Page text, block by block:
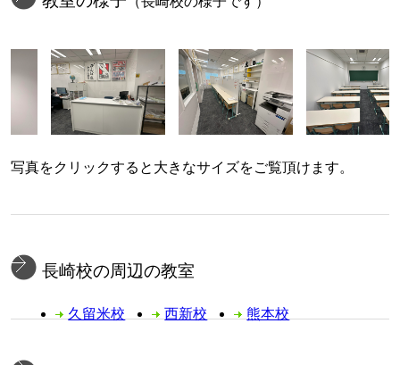
写真をクリックすると大きなサイズをご覧頂けます。
長崎校の周辺の教室
久留米校 西新校 熊本校